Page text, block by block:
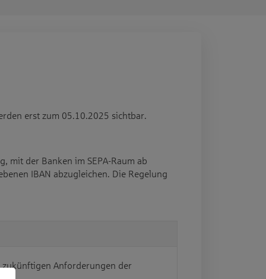
erst zum 05.10.2025 sichtbar.
mit der Banken im SEPA-Raum ab
IBAN abzugleichen. Die Regelung
zukünftigen Anforderungen der